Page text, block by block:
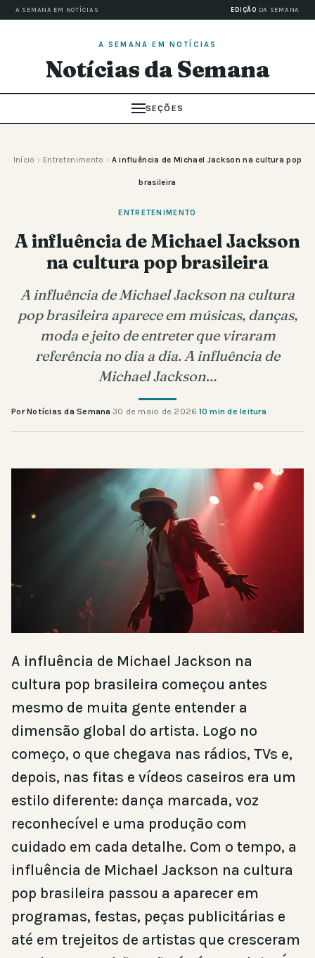
A SEMANA EM NOTÍCIAS EDIÇÃO DA SEMANA
A SEMANA EM NOTÍCIAS
Notícias da Semana
SEÇÕES
Início › Entretenimento › A influência de Michael Jackson na cultura pop
brasileira
ENTRETENIMENTO
A influência de Michael Jackson
na cultura pop brasileira
A influência de Michael Jackson na cultura
pop brasileira aparece em músicas, danças,
moda e jeito de entreter que viraram
referência no dia a dia. A influência de
Michael Jackson…
Por Notícias da Semana·30 de maio de 2026·10 min de leitura
A influência de Michael Jackson na
cultura pop brasileira começou antes
mesmo de muita gente entender a
dimensão global do artista. Logo no
começo, o que chegava nas rádios, TVs e,
depois, nas fitas e vídeos caseiros era um
estilo diferente: dança marcada, voz
reconhecível e uma produção com
cuidado em cada detalhe. Com o tempo, a
influência de Michael Jackson na cultura
pop brasileira passou a aparecer em
programas, festas, peças publicitárias e
até em trejeitos de artistas que cresceram